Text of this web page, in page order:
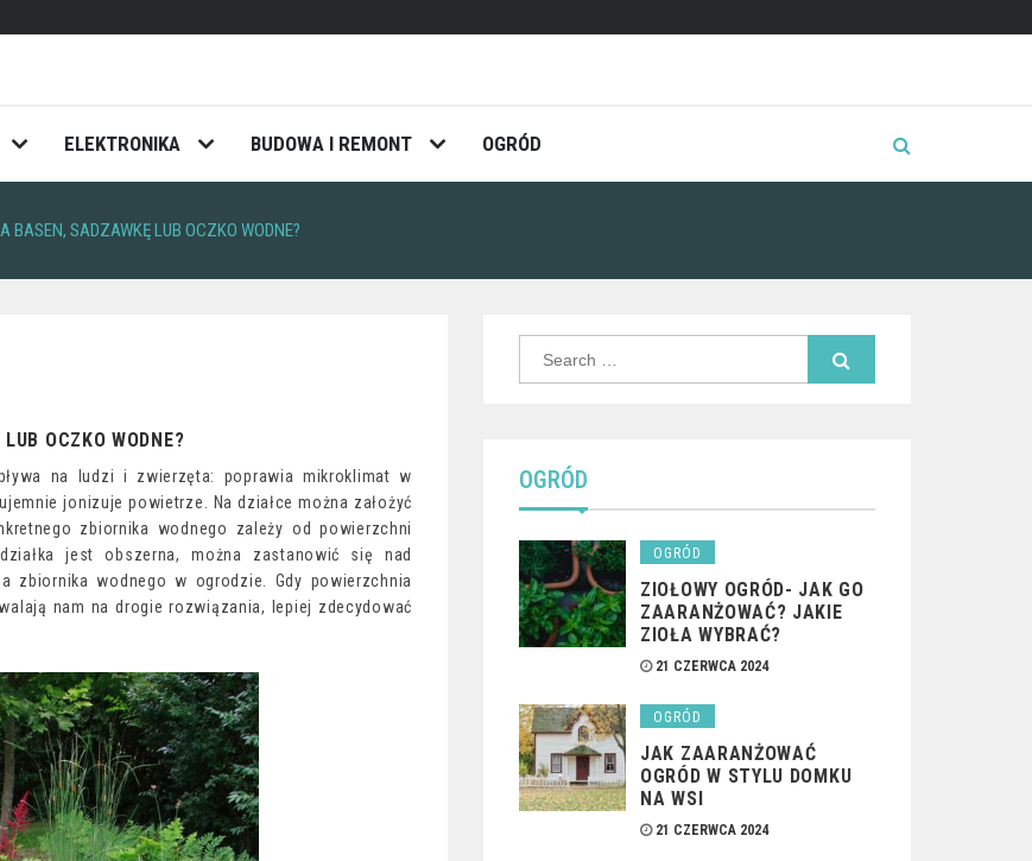
ELEKTRONIKA BUDOWA I REMONT OGRÓD
BASEN, SADZAWKĘ LUB OCZKO WODNE?
OCZKO WODNE?
na ludzi i zwierzęta: poprawia mikroklimat w
jonizuje powietrze. Na działce można założyć
zbiornika wodnego zależy od powierzchni
jest obszerna, można zastanowić się nad
zbiornika wodnego w ogrodzie. Gdy powierzchnia
nam na drogie rozwiązania, lepiej zdecydować
OGRÓD
OGRÓD
ZIOŁOWY OGRÓD- JAK GO
ZAARANŻOWAĆ? JAKIE
ZIOŁA WYBRAĆ?
21 CZERWCA 2024
OGRÓD
JAK ZAARANŻOWAĆ
OGRÓD W STYLU DOMKU
NA WSI
21 CZERWCA 2024